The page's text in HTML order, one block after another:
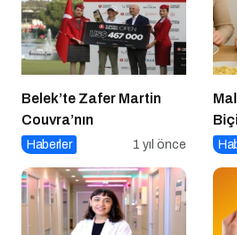
Belek’te Zafer Martin
Couvra’nın
Haberler 1 yıl önce